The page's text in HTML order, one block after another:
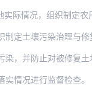
安全利用方案，报所在地
复方案，报所在地人民政
周边环境造成新的污染。
情况进行监督检查。